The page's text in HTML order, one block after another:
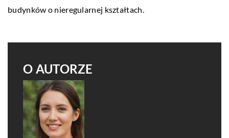
budynków o nieregularnej kształtach.
O AUTORZE